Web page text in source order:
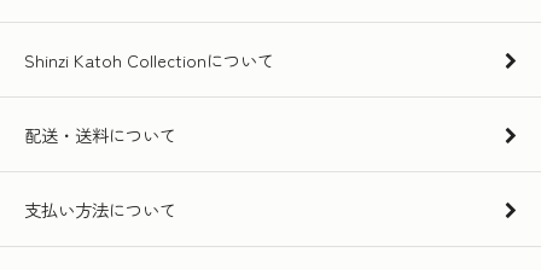
Shinzi Katoh Collectionについて
配送・送料について
支払い方法について